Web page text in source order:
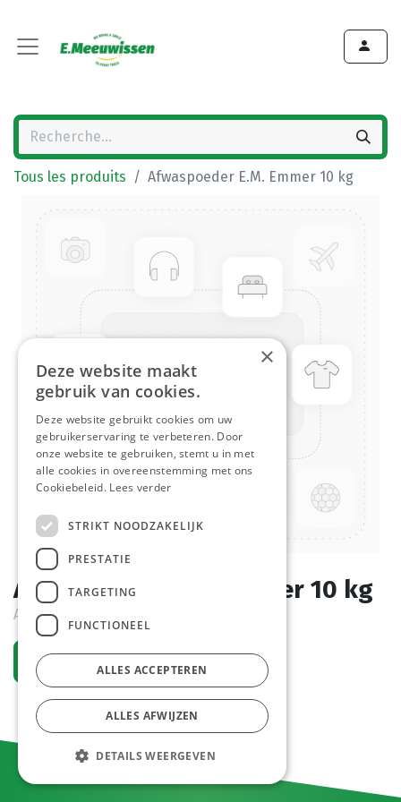
Tous les produits Afwaspoeder E.M. Emmer 10 kg
Afwaspoeder E.M. Emmer 10 kg
Actif
Demander un compte
×
Deze website maakt
gebruik van cookies.
Deze website gebruikt cookies om uw
gebruikerservaring te verbeteren. Door
onze website te gebruiken, stemt u in met
alle cookies in overeenstemming met ons
Cookiebeleid. Lees verder
STRIKT NOODZAKELIJK
PRESTATIE
TARGETING
FUNCTIONEEL
ALLES ACCEPTEREN
ALLES AFWIJZEN
DETAILS WEERGEVEN